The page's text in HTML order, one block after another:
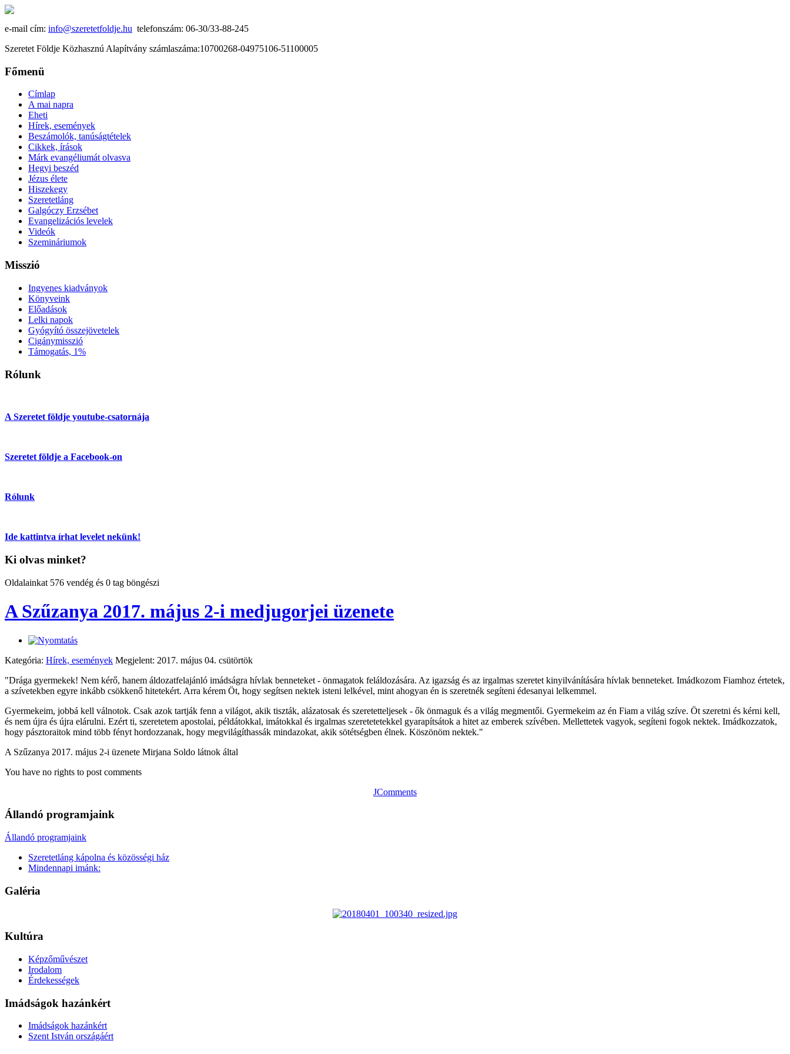
e-mail cím: info@szeretetfoldje.hu telefonszám: 06-30/33-88-245
Szeretet Földje Közhasznú Alapítvány számlaszáma:10700268-04975106-51100005
Főmenü
Címlap
A mai napra
Eheti
Hírek, események
Beszámolók, tanúságtételek
Cikkek, írások
Márk evangéliumát olvasva
Hegyi beszéd
Jézus élete
Hiszekegy
Szeretetláng
Galgóczy Erzsébet
Evangelizációs levelek
Videók
Szemináriumok
Misszió
Ingyenes kiadványok
Könyveink
Előadások
Lelki napok
Gyógyító összejövetelek
Cigánymisszió
Támogatás, 1%
Rólunk
A Szeretet földje youtube-csatornája
Szeretet földje a Facebook-on
Rólunk
Ide kattintva írhat levelet nekünk!
Ki olvas minket?
Oldalainkat 576 vendég és 0 tag böngészi
A Szűzanya 2017. május 2-i medjugorjei üzenete
Kategória: Hírek, események Megjelent: 2017. május 04. csütörtök
"Drága gyermekek! Nem kérő, hanem áldozatfelajánló imádságra hívlak benneteket - önmagatok feláldozására. Az igazság és az irgalmas szeretet kinyilvánítására hívlak benneteket. Imádkozom Fiamhoz értetek,
a szívetekben egyre inkább csökkenő hitetekért. Arra kérem Öt, hogy segítsen nektek isteni lelkével, mint ahogyan én is szeretnék segíteni édesanyai lelkemmel.
Gyermekeim, jobbá kell válnotok. Csak azok tartják fenn a világot, akik tiszták, alázatosak és szeretetteljesek - ők önmaguk és a világ megmentői. Gyermekeim az én Fiam a világ szíve. Öt szeretni és kérni kell,
és nem újra és újra elárulni. Ezért ti, szeretetem apostolai, példátokkal, imátokkal és irgalmas szeretetetekkel gyarapítsátok a hitet az emberek szívében. Mellettetek vagyok, segíteni fogok nektek. Imádkozzatok,
hogy pásztoraitok mind több fényt hordozzanak, hogy megvilágíthassák mindazokat, akik sötétségben élnek. Köszönöm nektek."
A Szűzanya 2017. május 2-i üzenete Mirjana Soldo látnok által
You have no rights to post comments
JComments
Állandó programjaink
Állandó programjaink
Szeretetláng kápolna és közösségi ház
Mindennapi imánk:
Galéria
Kultúra
Képzőművészet
Irodalom
Érdekességek
Imádságok hazánkért
Imádságok hazánkért
Szent István országáért